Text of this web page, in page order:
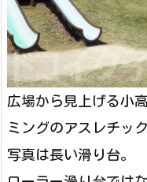
広場から見上げる小
ミングのアスレチッ
写真は長い滑り台。